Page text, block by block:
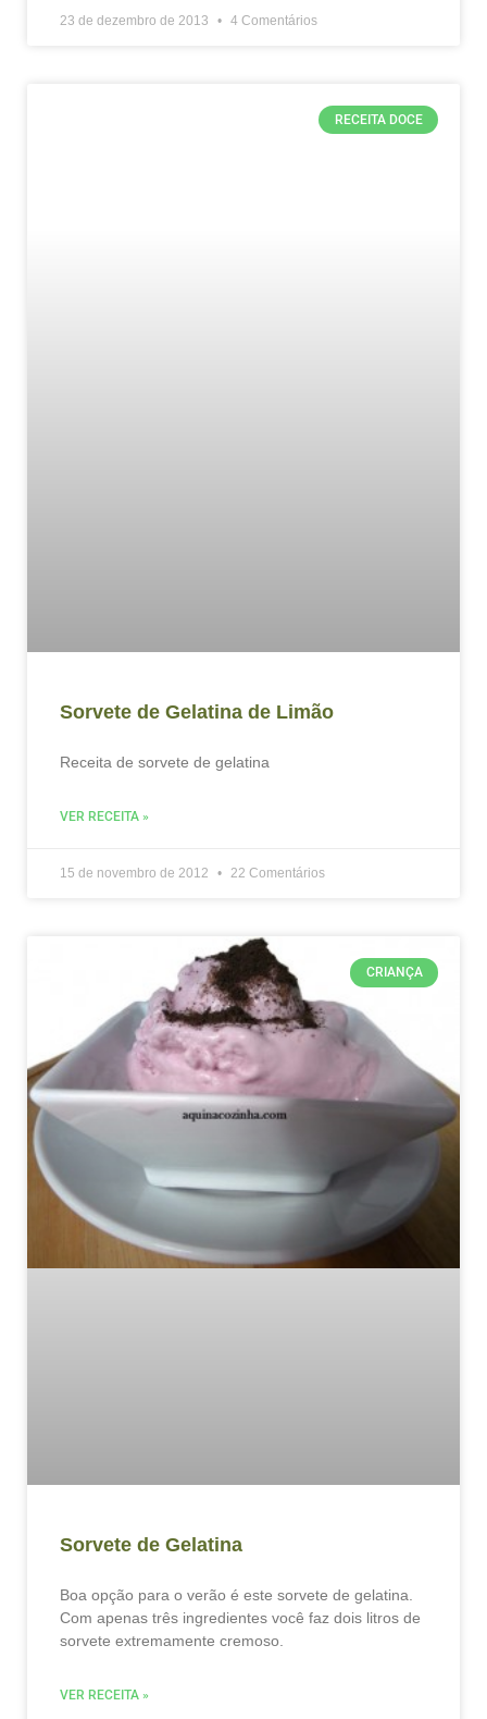
23 de dezembro de 2013 4 Comentários
RECEITA DOCE
Sorvete de Gelatina de Limão
Receita de sorvete de gelatina
VER RECEITA »
15 de novembro de 2012 22 Comentários
CRIANÇA
Sorvete de Gelatina
Boa opção para o verão é este sorvete de gelatina.
Com apenas três ingredientes você faz dois litros de
sorvete extremamente cremoso.
VER RECEITA »